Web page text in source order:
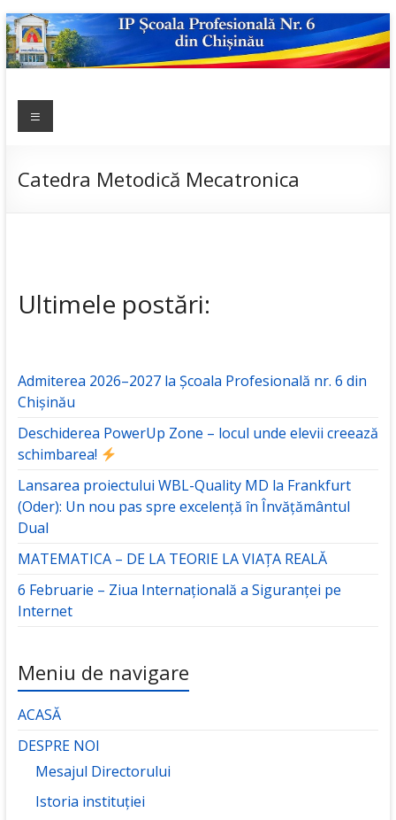
Skip
to
content
NR.6
scoala
nr.6; școală
Meniu
Catedra Metodică Mecatronica
Ultimele postări:
Admiterea 2026–2027 la Școala Profesională nr. 6 din
Chișinău
Deschiderea PowerUp Zone – locul unde elevii creează
schimbarea!
Lansarea proiectului WBL-Quality MD la Frankfurt
(Oder): Un nou pas spre excelență în Învățământul
Dual
MATEMATICA – DE LA TEORIE LA VIAȚA REALĂ
6 Februarie – Ziua Internațională a Siguranței pe
Internet
Meniu de navigare
ACASĂ
DESPRE NOI
Mesajul Directorului
Istoria instituției